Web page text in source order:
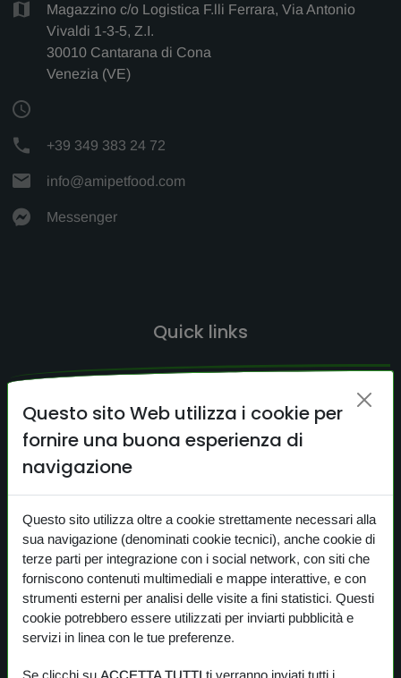
Magazzino c/o Logistica F.lli Ferrara, Via Antonio
Vivaldi 1-3-5, Z.I.
30010 Cantarana di Cona
Venezia (VE)
+39 349 383 24 72
info@amipetfood.com
Messenger
Quick links
NEWS
PRIVACY
COOKIE
I nostri prodotti
Questo sito Web utilizza i cookie per
fornire una buona esperienza di
navigazione
Questo sito utilizza oltre a cookie strettamente necessari alla
sua navigazione (denominati cookie tecnici), anche cookie di
terze parti per integrazione con i social network, con siti che
forniscono contenuti multimediali e mappe interattive, e con
strumenti esterni per analisi delle visite a fini statistici. Questi
cookie potrebbero essere utilizzati per inviarti pubblicità e
servizi in linea con le tue preferenze.
Se clicchi su ACCETTA TUTTI ti verranno inviati tutti i